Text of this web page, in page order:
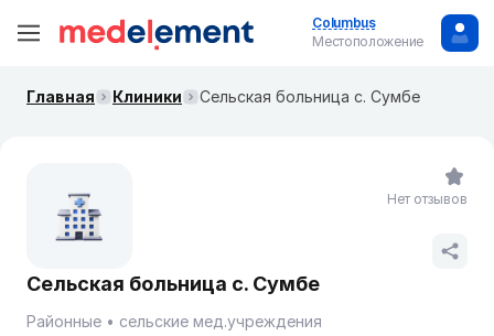
Columbus
Местоположение
Главная Клиники Сельская больница с. Сумбе
Сельская больница с. Сумбе
Районные
сельские мед.учреждения
Нет отзывов